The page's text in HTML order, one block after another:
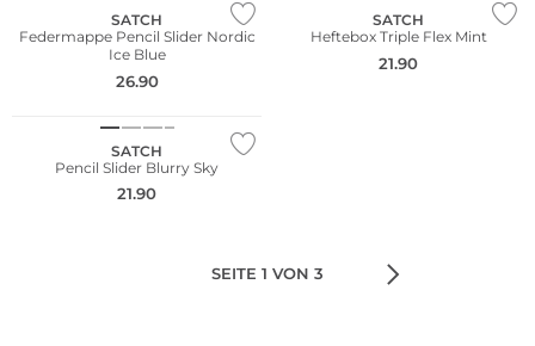
SATCH
Federmappe Pencil Slider Nordic
Ice Blue
26.90
SATCH
Heftebox Triple Flex Mint
21.90
SATCH
Pencil Slider Blurry Sky
21.90
SEITE 1 VON 3